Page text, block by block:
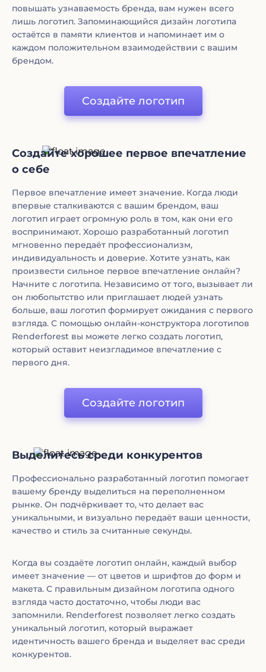
повышать узнаваемость бренда, вам нужен всего
лишь логотип. Запоминающийся дизайн логотипа
остаётся в памяти клиентов и напоминает им о
каждом положительном взаимодействии с вашим
брендом.
Создайте логотип
Создайте хорошее первое впечатление
о себе
Первое впечатление имеет значение. Когда люди
впервые сталкиваются с вашим брендом, ваш
логотип играет огромную роль в том, как они его
воспринимают. Хорошо разработанный логотип
мгновенно передаёт профессионализм,
индивидуальность и доверие. Хотите узнать, как
произвести сильное первое впечатление онлайн?
Начните с логотипа. Независимо от того, вызывает ли
он любопытство или приглашает людей узнать
больше, ваш логотип формирует ожидания с первого
взгляда. С помощью онлайн-конструктора логотипов
Renderforest вы можете легко создать логотип,
который оставит неизгладимое впечатление с
первого дня.
Создайте логотип
Выделитесь среди конкурентов
Профессионально разработанный логотип помогает
вашему бренду выделиться на переполненном
рынке. Он подчёркивает то, что делает вас
уникальными, и визуально передаёт ваши ценности,
качество и стиль за считанные секунды.
Когда вы создаёте логотип онлайн, каждый выбор
имеет значение — от цветов и шрифтов до форм и
макета. С правильным дизайном логотипа одного
взгляда часто достаточно, чтобы люди вас
запомнили. Renderforest позволяет легко создать
уникальный логотип, который выражает
идентичность вашего бренда и выделяет вас среди
конкурентов.